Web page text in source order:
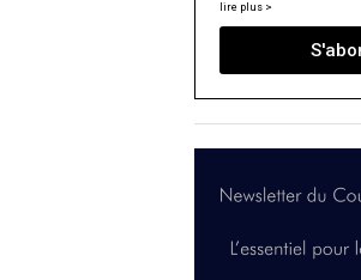
lire plus >